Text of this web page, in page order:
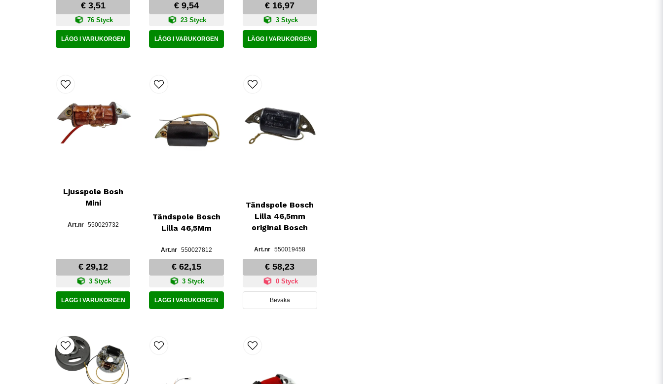
€ 3,51
76 Styck
LÄGG I VARUKORGEN
€ 9,54
23 Styck
LÄGG I VARUKORGEN
€ 16,97
3 Styck
LÄGG I VARUKORGEN
Ljusspole Bosh
Mini
550029732
€ 29,12
3 Styck
LÄGG I VARUKORGEN
Tändspole Bosch
Lilla 46,5Mm
550027812
€ 62,15
3 Styck
LÄGG I VARUKORGEN
Tändspole Bosch
Lilla 46,5mm
original Bosch
550019458
€ 58,23
0 Styck
Bevaka